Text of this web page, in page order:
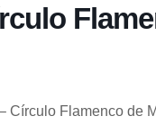
Círculo Flamenco de